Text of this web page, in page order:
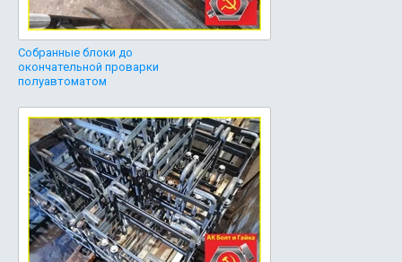
Собранные блоки до
окончательной проварки
полуавтоматом